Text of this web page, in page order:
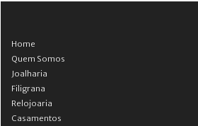
Home
Quem Somos
Joalharia
Filigrana
Relojoaria
Casamentos